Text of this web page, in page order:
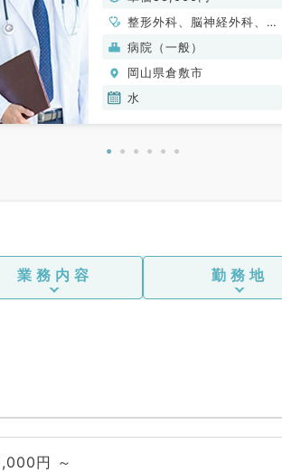
整形外科、脳神経外科、呼
吸器外科、心臓血管外科、
一般内科、循環器内科、呼
吸器内科、消化器内科、内
分泌・代謝内科、外科系全
病院（一般）
岡山県倉敷市
水
業務内容 勤務地
円 ～